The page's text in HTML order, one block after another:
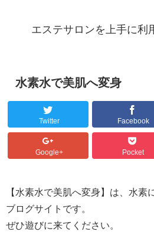
エステサロンを上手に利
水素水で美肌へ変身
Twitter Facebook
Google+ Pocket
【水素水で美肌へ変身】は、水素
ブログサイトです。
ぜひ遊びに来てください。